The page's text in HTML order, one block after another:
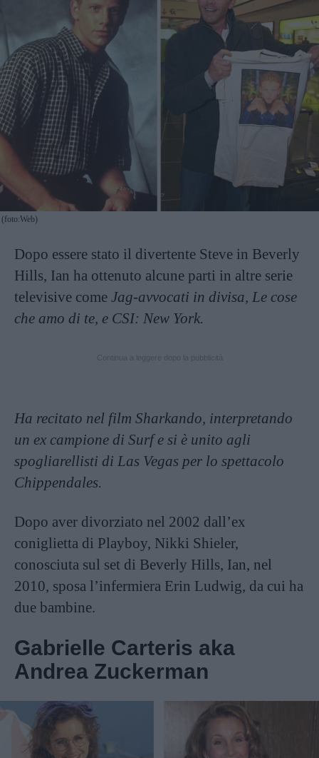
(foto:Web)
Dopo essere stato il divertente Steve in Beverly
Hills, Ian ha ottenuto alcune parti in altre serie
televisive come Jag-avvocati in divisa, Le cose
che amo di te, e CSI: New York.
Ha recitato nel film Sharkando, interpretando
un ex campione di Surf e si è unito agli
spogliarellisti di Las Vegas per lo spettacolo
Chippendales.
Dopo aver divorziato nel 2002 dall’ex
coniglietta di Playboy, Nikki Shieler,
conosciuta sul set di Beverly Hills, Ian, nel
2010, sposa l’infermiera Erin Ludwig, da cui ha
due bambine.
Gabrielle Carteris aka
Andrea Zuckerman